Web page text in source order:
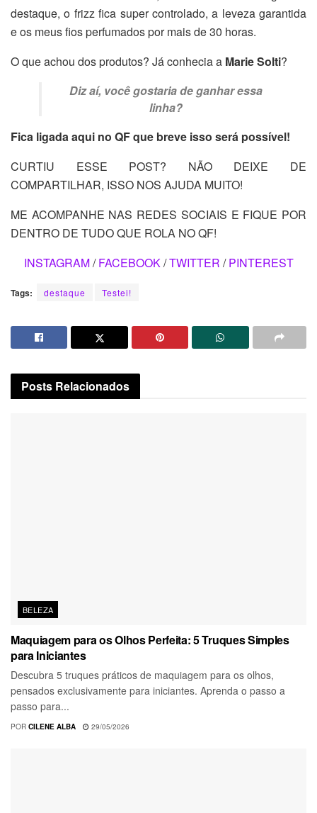
destaque, o frizz fica super controlado, a leveza garantida
e os meus fios perfumados por mais de 30 horas.
O que achou dos produtos? Já conhecia a Marie Solti?
Diz aí, você gostaria de ganhar essa
linha?
Fica ligada aqui no QF que breve isso será possível!
CURTIU ESSE POST? NÃO DEIXE DE
COMPARTILHAR, ISSO NOS AJUDA MUITO!
ME ACOMPANHE NAS REDES SOCIAIS E FIQUE POR
DENTRO DE TUDO QUE ROLA NO QF!
INSTAGRAM/FACEBOOK/TWITTER /PINTEREST
Tags: destaque Testei!
Posts Relacionados
BELEZA
Maquiagem para os Olhos Perfeita: 5 Truques Simples
para Iniciantes
Descubra 5 truques práticos de maquiagem para os olhos,
pensados exclusivamente para iniciantes. Aprenda o passo a
passo para...
POR CILENE ALBA 29/05/2026